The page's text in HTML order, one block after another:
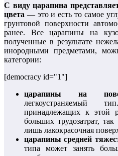
С виду царапина
цвета — это и есть то самое
грунтовой поверхности
ранее. Все царапины на
полученные в результате
инородными предметами,
категории:
[democracy id="1"]
царапины на
легкоустраняемый
принадлежащих к этой
больших трудозатрат,
лишь лакокрасочная
царапины средней
типа может занять